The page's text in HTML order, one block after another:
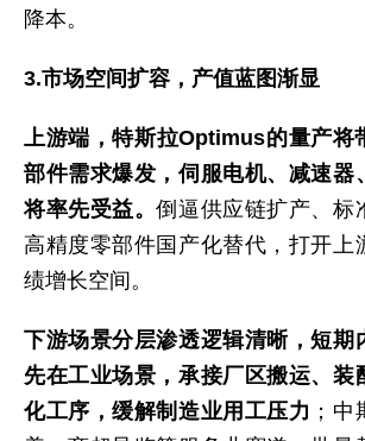
降本。
3.市场空间扩容，产值蓝图渐显
上游端，特斯拉Optimus的量产将
部件需求爆发，伺服电机、减速器
将率先受益。倒逼供应链扩产、标
高精度零部件国产化替代，打开上
绩增长空间。
下游场景分层渗透逻辑清晰，短期
先在工业场景，承接厂区搬运、装
化工序，缓解制造业用工压力 ；